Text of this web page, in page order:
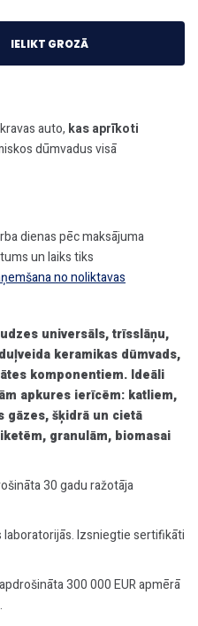
IELIKT GROZĀ
auto, kas aprīkoti
dūmvadus visā
dienas pēc maksājuma
un laiks tiks
no noliktavas
universāls, trīsslāņu,
keramikas dūmvads,
komponentiem. Ideāli
apkures ierīcēm: katliem,
gāzes, šķidrā un cietā
granulām, biomasai
30 gadu ražotāja
Izsniegtie sertifikāti
300 000 EUR apmērā